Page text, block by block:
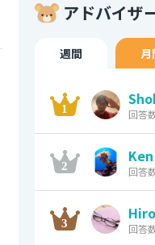
アドバイザ
週間 月
回答
Ken
回答
Hiro
回答